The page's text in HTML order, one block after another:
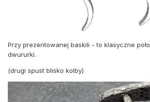
Przy prezentowanej baskili - to klasyczne
dwururki.
(drugi spust blisko kolby)